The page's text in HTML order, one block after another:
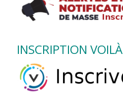
INSCRIPTION VOILÀ